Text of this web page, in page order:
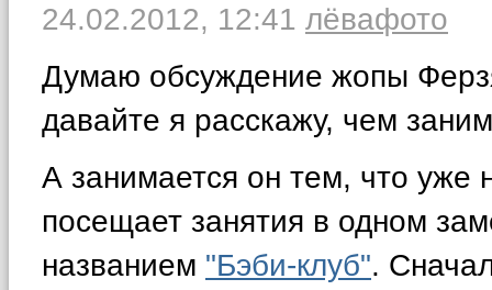
24.02.2012, 12:41 лёвафото
Думаю обсуждение жопы
давайте я расскажу, чем
А занимается он тем, что уже
посещает занятия в одном
названием "Бэби-клуб".